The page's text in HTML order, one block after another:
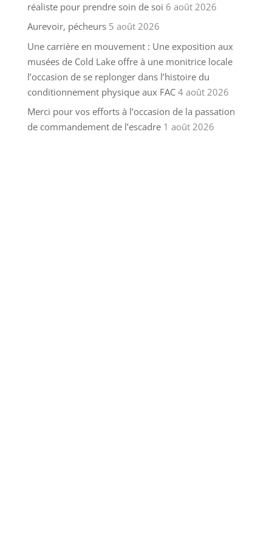
réaliste pour prendre soin de soi 6 août 2026
Aurevoir, pécheurs 5 août 2026
Une carrière en mouvement : Une exposition aux
musées de Cold Lake offre à une monitrice locale
l’occasion de se replonger dans l’histoire du
conditionnement physique aux FAC 4 août 2026
Merci pour vos efforts à l’occasion de la passation
de commandement de l’escadre 1 août 2026